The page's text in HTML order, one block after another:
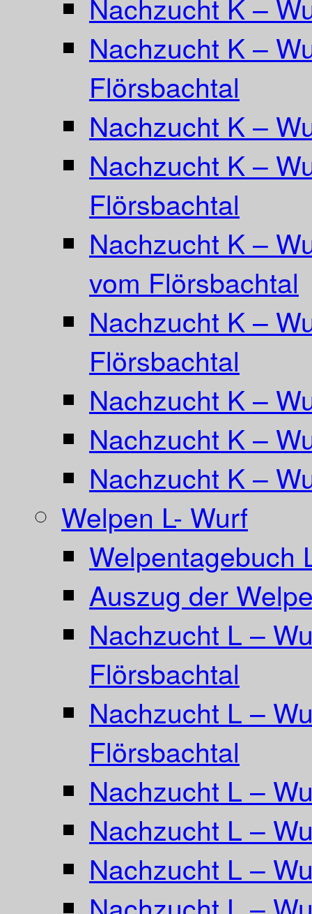
Nachzucht K –
Flörsbachtal
Nachzucht K –
Nachzucht K –
Flörsbachtal
Nachzucht K –
vom Flörsbachtal
Nachzucht K –
Flörsbachtal
Nachzucht K –
Nachzucht K –
Nachzucht K –
Welpen L- Wurf
Welpentagebuch
Auszug der
Nachzucht L –
Flörsbachtal
Nachzucht L –
Flörsbachtal
Nachzucht L –
Nachzucht L –
Nachzucht L –